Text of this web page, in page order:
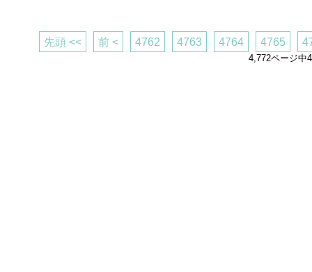
先頭 << 前 < 4762 4763 4764 4765
4,772ページ中